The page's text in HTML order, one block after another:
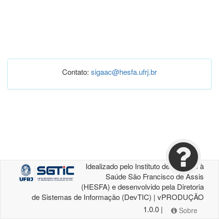
Contato: sigaac@hesfa.ufrj.br
Idealizado pelo Instituto de Atenção à
Saúde São Francisco de Assis
(HESFA) e desenvolvido pela Diretoria
de Sistemas de Informação (DevTIC) | vPRODUÇÃO
1.0.0 |
Sobre